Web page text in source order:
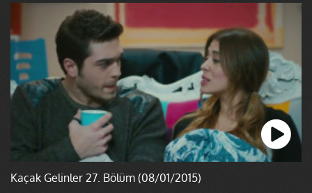
Kaçak Gelinler 27. Bölüm (08/01/2015)